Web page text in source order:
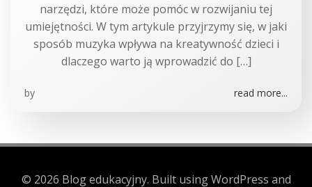
narzędzi, które może pomóc w rozwijaniu tej
umiejętności. W tym artykule przyjrzymy się, w jaki
sposób muzyka wpływa na kreatywność dzieci i
dlaczego warto ją wprowadzić do […]
by read more...
© 2026 Blog edukacyjny. Built using WordPress and